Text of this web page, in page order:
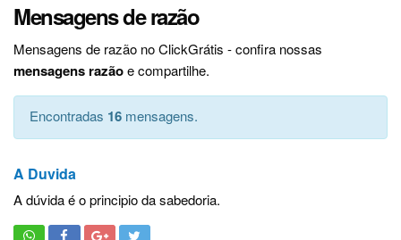
Mensagens de razão
Mensagens de razão no ClickGrátis - confira nossas
mensagens razãoe compartilhe.
Encontradas 16 mensagens.
A Duvida
A dúvida é o principio da sabedoria.